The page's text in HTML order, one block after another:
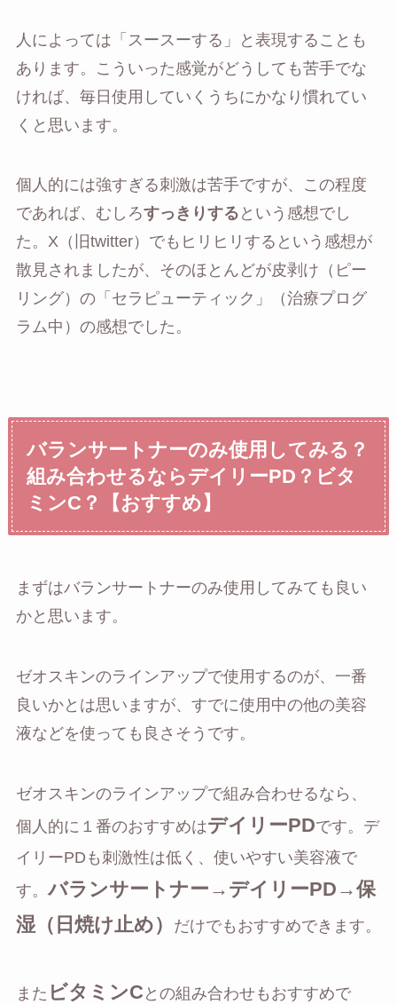
人によっては「スースーする」と表現することも
あります。こういった感覚がどうしても苦手でな
ければ、毎日使用していくうちにかなり慣れてい
くと思います。
個人的には強すぎる刺激は苦手ですが、この程度
であれば、むしろすっきりする という感想でし
た。X（旧twitter）でもヒリヒリするという感想が
散見されましたが、そのほとんどが皮剥け（ピー
リング）の「セラピューティック」（治療プログ
ラム中）の感想でした。
バランサートナーのみ使用してみる？
組み合わせるならデイリーPD？ビタ
ミンC？【おすすめ】
まずはバランサートナーのみ使用してみても良い
かと思います。
ゼオスキンのラインアップで使用するのが、一番
良いかとは思いますが、すでに使用中の他の美容
液などを使っても良さそうです。
ゼオスキンのラインアップで組み合わせるなら、
個人的に１番のおすすめはデイリーPDです。デ
イリーPDも刺激性は低く、使いやすい美容液で
す。バランサートナー→デイリーPD→保
湿（日焼け止め）
だけでもおすすめできます。
また ビタミンC との組み合わせもおすすめで